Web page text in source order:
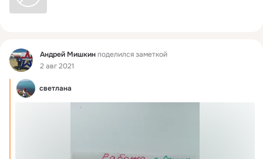
Фид Андрей Мишкинподелился заметкой
2 авг 2021
светлана